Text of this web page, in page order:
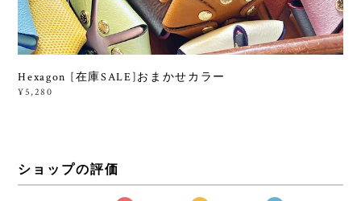
Hexagon [在庫SALE]おまかせカラー
¥5,280
ショップの評価